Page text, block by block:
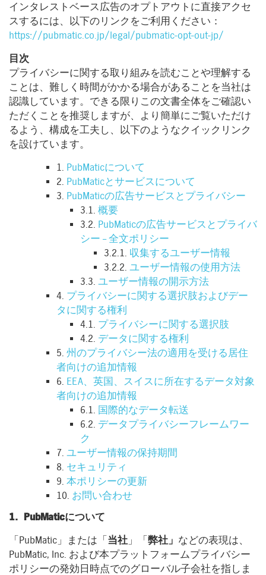
インタレストベース広告のオプトアウトに直接アクセ
スするには、以下のリンクをご利用ください：
https://pubmatic.co.jp/legal/pubmatic-opt-out-jp/
目次
プライバシーに関する取り組みを読むことや理解する
ことは、難しく時間がかかる場合があることを当社は
認識しています。できる限りこの文書全体をご確認い
ただくことを推奨しますが、より簡単にご覧いただけ
るよう、構成を工夫し、以下のようなクイックリンク
を設けています。
1. PubMaticについて
2. PubMaticとサービスについて
3. PubMaticの広告サービスとプライバシー
3.1. 概要
3.2. PubMaticの広告サービスとプライバ
シー – 全文ポリシー
3.2.1. 収集するユーザー情報
3.2.2. ユーザー情報の使用方法
3.3. ユーザー情報の開示方法
4. プライバシーに関する選択肢およびデー
タに関する権利
4.1. プライバシーに関する選択肢
4.2. データに関する権利
5. 州のプライバシー法の適用を受ける居住
者向けの追加情報
6. EEA、英国、スイスに所在するデータ対象
者向けの追加情報
6.1.
国際的なデータ転送
6.2. データプライバシーフレームワー
ク
7. ユーザー情報の保持期間
8. セキュリティ
9. 本ポリシーの更新
10. お問い合わせ
1. PubMaticについて
「PubMatic」または「 当社 」「 弊社」 などの表現は、
PubMatic, Inc. および本プラットフォームプライバシー
ポリシーの発効日時点でのグローバル子会社を指しま